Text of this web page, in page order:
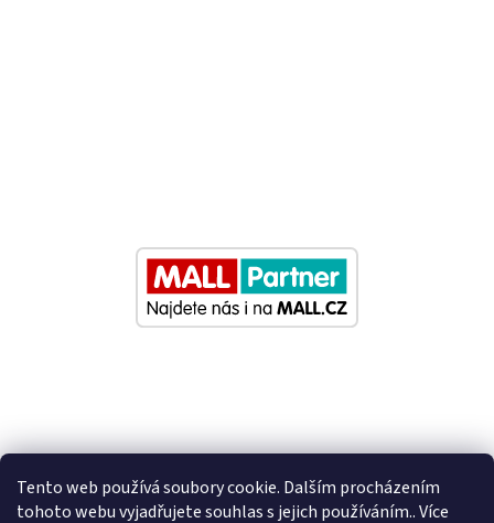
Tento web používá soubory cookie. Dalším procházením
tohoto webu vyjadřujete souhlas s jejich používáním.. Více